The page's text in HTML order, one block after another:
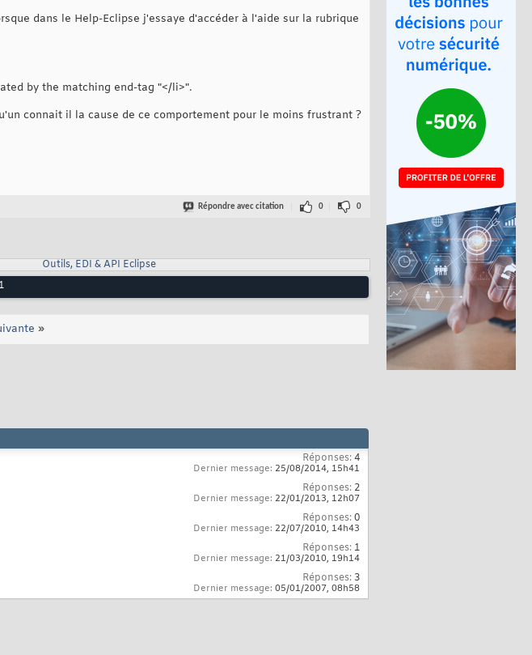
dans le Help-Eclipse j'essaye d'accéder à l'aide sur la rubrique
by the matching end-tag "</li>".
connait il la cause de ce comportement pour le moins frustrant ?
Répondre avec citation 0 0
Outils, EDI & API Eclipse
»
Réponses:4
Dernier message: 25/08/2014, 15h41
Réponses: 2
Dernier message: 22/01/2013, 12h07
Réponses:0
Dernier message: 22/07/2010, 14h43
Réponses: 1
Dernier message: 21/03/2010, 19h14
Réponses: 3
Dernier message: 05/01/2007, 08h58